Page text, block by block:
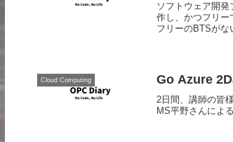
ソフトウェア開
作し、かつフリー
フリーのBTSがな
Cloud Computing Go Azure
2日間、講師の皆
MS平野さんによ